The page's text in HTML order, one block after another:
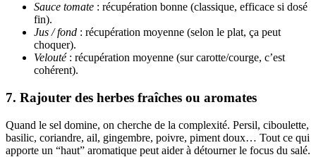
Sauce tomate : récupération bonne (classique, efficace si dosé
fin).
Jus / fond : récupération moyenne (selon le plat, ça peut
choquer).
Velouté: récupération moyenne (sur carotte/courge, c’est
cohérent).
7. Rajouter des herbes fraîches ou aromates
Quand le sel domine, on cherche de la complexité. Persil, ciboulette,
basilic, coriandre, ail, gingembre, poivre, piment doux… Tout ce qui
apporte un “haut” aromatique peut aider à détourner le focus du salé.